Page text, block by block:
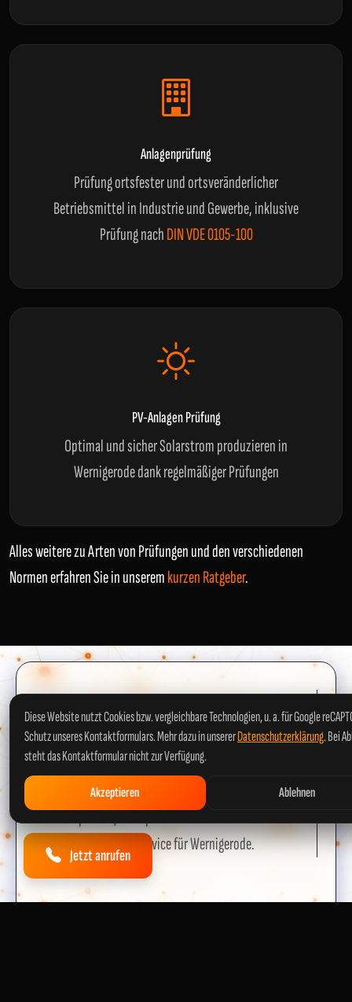
Jetzt anrufen
Anlagenprüfung
Prüfung ortsfester und ortsveränderlicher
Betriebsmittel in Industrie und Gewerbe, inklusive
Prüfung nachDIN VDE 0105-100
PV-Anlagen Prüfung
Optimal und sicher Solarstrom produzieren in
Wernigerode dank regelmäßiger Prüfungen
Alles weitere zu Arten von Prüfungen und den verschiedenen
Normen erfahren Sie in unseremkurzen Ratgeber.
In 4 Schritten
zum sicheren
E-Check
Unkompliziert, transparent und schnell – so
funktioniert unser Service für Wernigerode.
Diese Website nutzt Cookies bzw. vergleichbare Technologien, u. a. für Google
Schutz unseres Kontaktformulars. Mehr dazu in unsererDatenschutzerklärung. Bei
steht das Kontaktformular nicht zur Verfügung.
Akzeptieren Ablehnen